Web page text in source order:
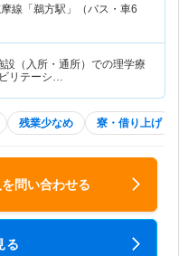
線「鵜方駅」（バス・車6
設（入所・通所）での理学療
リテーシ…
残業少なめ 寮・借り上げ
問い合わせる
る